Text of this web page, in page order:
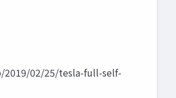
2019/02/25/tesla-full-self-